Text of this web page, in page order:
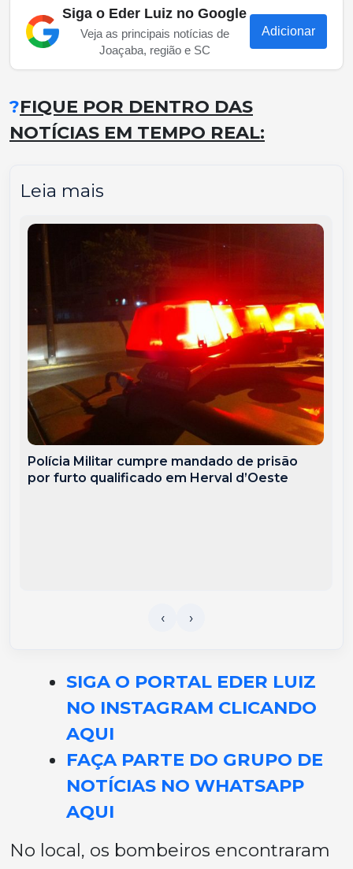
Siga o Eder Luiz no Google
Veja as principais notícias de
Joaçaba, região e SC
Adicionar
?FIQUE POR DENTRO DAS
NOTÍCIAS EM TEMPO REAL:
Leia mais
Polícia Militar cumpre mandado de prisão
por furto qualificado em Herval d’Oeste
SIGA O PORTAL EDER LUIZ
NO INSTAGRAM CLICANDO
AQUI
FAÇA PARTE DO GRUPO DE
NOTÍCIAS NO WHATSAPP
AQUI
No local, os bombeiros encontraram